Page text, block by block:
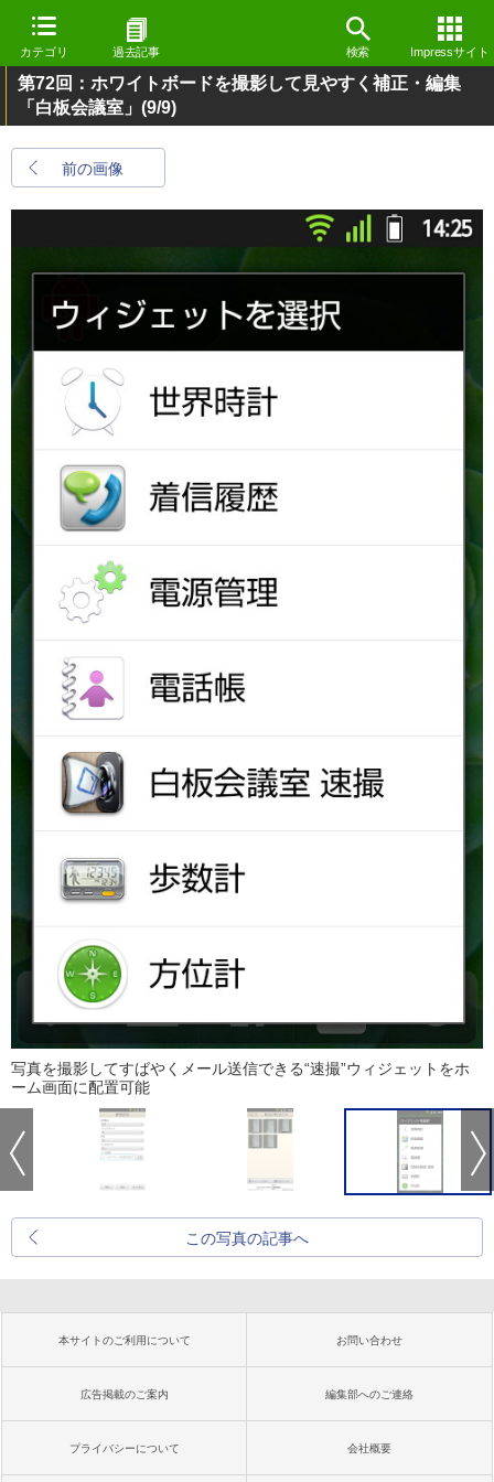
カテゴリ 過去記事 検索 Impressサイト
第72回：ホワイトボードを撮影して見やすく補正・編集
「白板会議室」 (9/9)
前の画像
写真を撮影してすばやくメール送信できる“速撮”ウィジェットをホ
ーム画面に配置可能
この写真の記事へ
本サイトのご利用について お問い合わせ
広告掲載のご案内 編集部へのご連絡
プライバシーについて 会社概要